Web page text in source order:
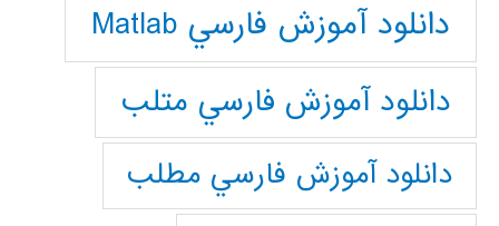
دانلود آموزش فارسي Matlab
دانلود آموزش فارسي متلب
دانلود آموزش فارسي مطلب